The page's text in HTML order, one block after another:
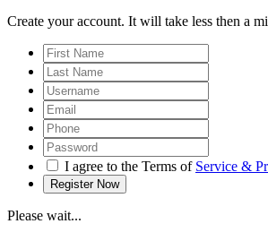
Create your account. It will take less then a
I agree to the Terms of Service &
Please wait...